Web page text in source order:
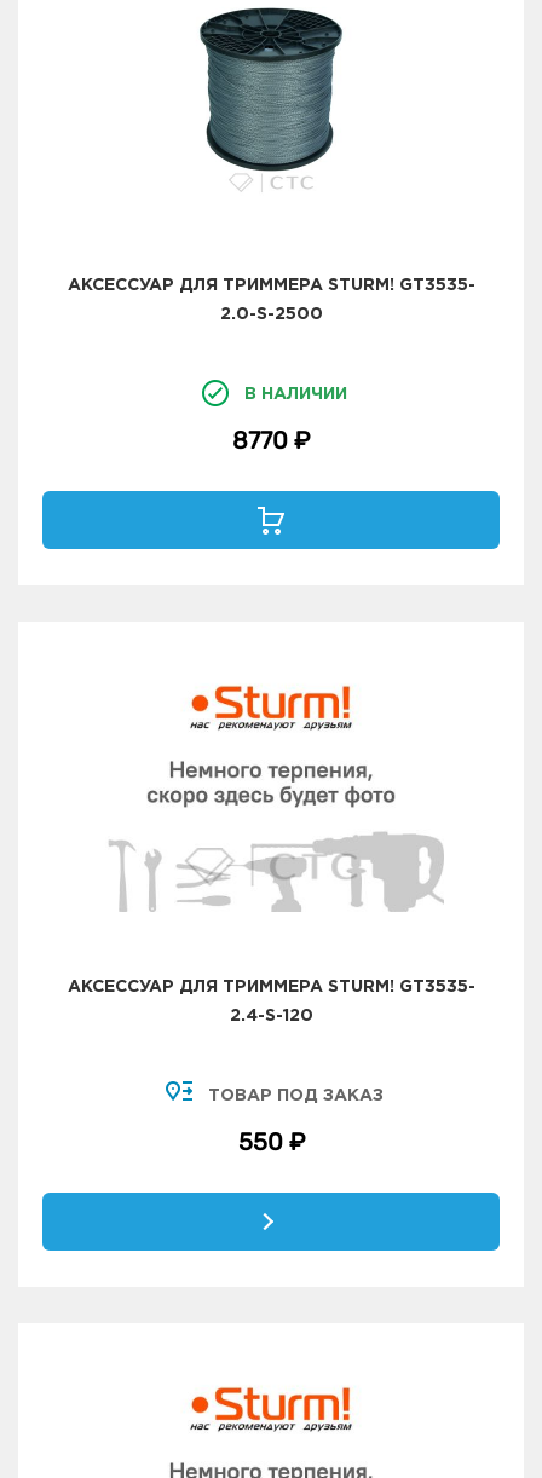
АКСЕССУАР ДЛЯ ТРИММЕРА STURM! GT3535-
2.0-S-2500
В НАЛИЧИИ
8770 ₽
АКСЕССУАР ДЛЯ ТРИММЕРА STURM! GT3535-
2.4-S-120
ТОВАР ПОД ЗАКАЗ
550 ₽